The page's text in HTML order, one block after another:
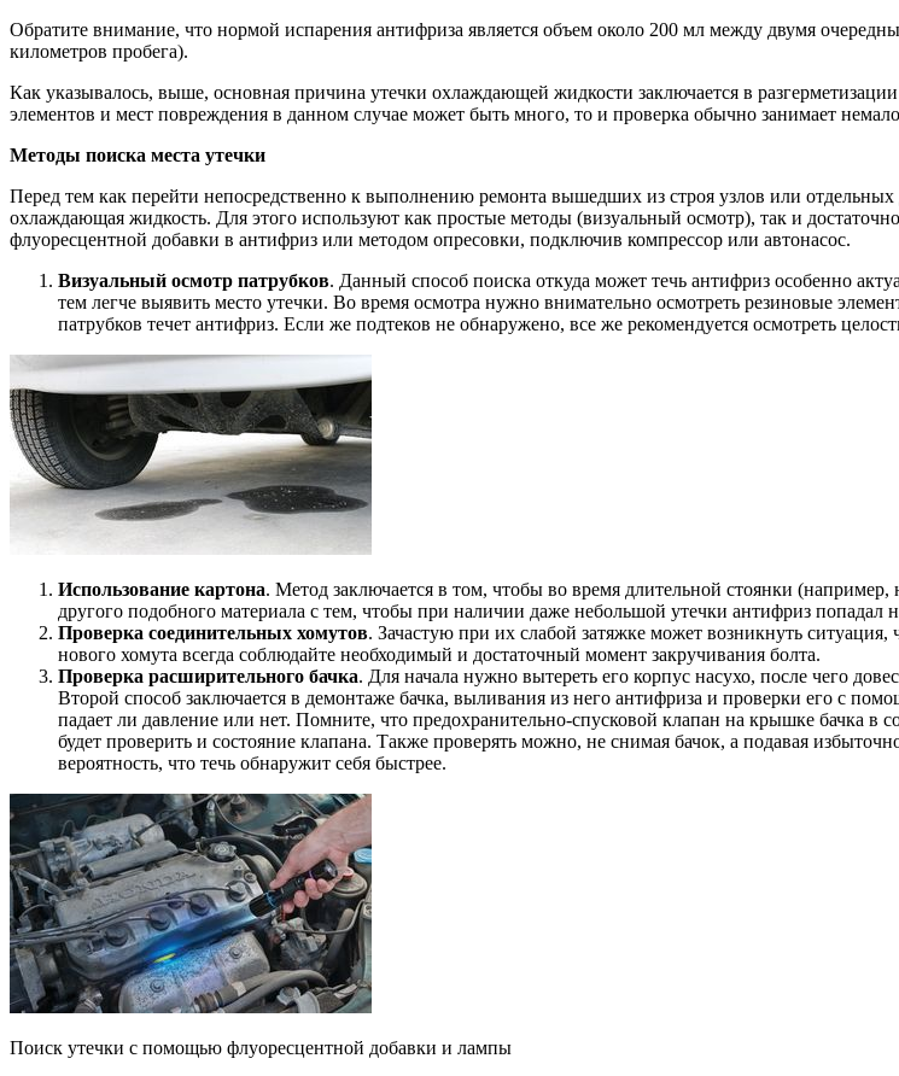
Обратите внимание, что нормой испарения антифриза является объем около 200 мл между двумя
километров пробега).
Как указывалось, выше, основная причина утечки охлаждающей жидкости заключается в
элементов и мест повреждения в данном случае может быть много, то и проверка обычно занимает
Методы поиска места утечки
Перед тем как перейти непосредственно к выполнению ремонта вышедших из строя узлов или
охлаждающая жидкость. Для этого используют как простые методы (визуальный осмотр), так и
флуоресцентной добавки в антифриз или методом опресовки, подключив компрессор или автонасос.
Визуальный осмотр патрубков. Данный способ поиска откуда может течь антифриз особенно
тем легче выявить место утечки. Во время осмотра нужно внимательно осмотреть резиновые
патрубков течет антифриз. Если же подтеков не обнаружено, все же рекомендуется осмотреть
Использование картона. Метод заключается в том, чтобы во время длительной стоянки
другого подобного материала с тем, чтобы при наличии даже небольшой утечки антифриз
Проверка соединительных хомутов. Зачастую при их слабой затяжке может возникнуть
нового хомута всегда соблюдайте необходимый и достаточный момент закручивания болта.
Проверка расширительного бачка. Для начала нужно вытереть его корпус насухо, после чего
Второй способ заключается в демонтаже бачка, выливания из него антифриза и проверки его с
падает ли давление или нет. Помните, что предохранительно-спусковой клапан на крышке бачка
будет проверить и состояние клапана. Также проверять можно, не снимая бачок, а подавая
вероятность, что течь обнаружит себя быстрее.
Поиск утечки с помощью флуоресцентной добавки и лампы